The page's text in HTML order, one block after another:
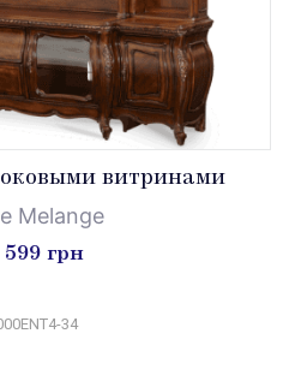
витринами
Melange
599 грн
34